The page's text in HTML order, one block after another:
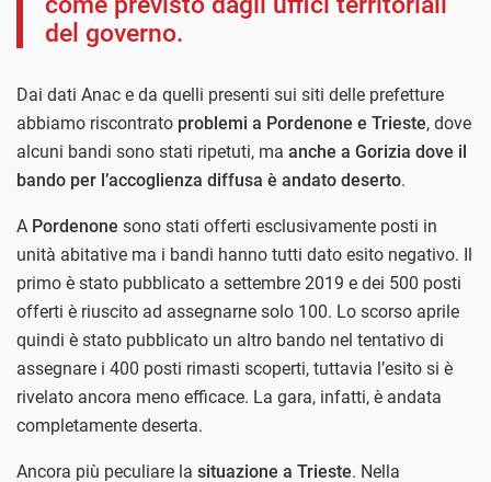
del governo.
Dai dati Anac e da quelli presenti sui siti delle prefetture
abbiamo riscontrato problemi a Pordenone e Trieste, dove
alcuni bandi sono stati ripetuti, ma anche a Gorizia dove il
bando per l’accoglienza diffusa è andato deserto.
A Pordenone sono stati offerti esclusivamente posti in
unità abitative ma i bandi hanno tutti dato esito negativo. Il
primo è stato pubblicato a settembre 2019 e dei 500 posti
offerti è riuscito ad assegnarne solo 100. Lo scorso aprile
quindi è stato pubblicato un altro bando nel tentativo di
assegnare i 400 posti rimasti scoperti, tuttavia l’esito si è
rivelato ancora meno efficace. La gara, infatti, è andata
completamente deserta.
Ancora più peculiare la situazione a Trieste. Nella